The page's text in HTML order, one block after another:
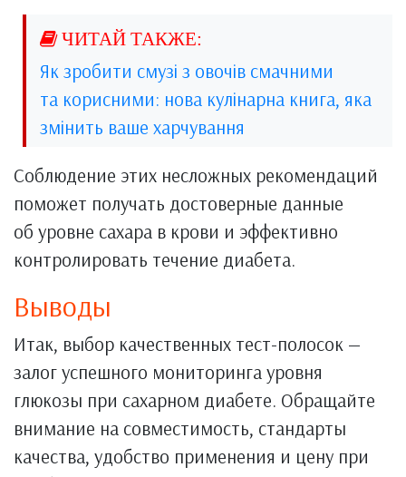
Як зробити смузі з овочів смачними
та корисними: нова кулінарна книга, яка
змінить ваше харчування
Соблюдение этих несложных рекомендаций
поможет получать достоверные данные
об уровне сахара в крови и эффективно
контролировать течение диабета.
Выводы
Итак, выбор качественных тест-полосок —
залог успешного мониторинга уровня
глюкозы при сахарном диабете. Обращайте
внимание на совместимость, стандарты
качества, удобство применения и цену при